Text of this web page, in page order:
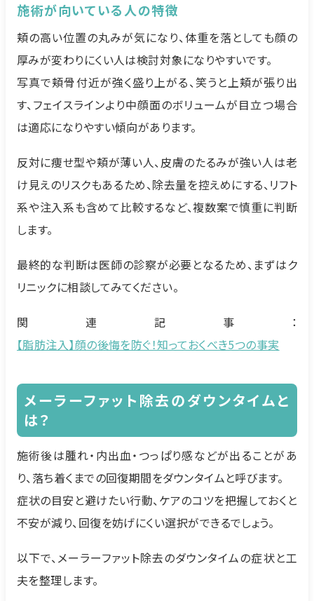
施術が向いている人の特徴
頬の高い位置の丸みが気になり、体重を落としても顔の
厚みが変わりにくい人は検討対象になりやすいです。
写真で頬骨付近が強く盛り上がる、笑うと上頬が張り出
す、フェイスラインより中顔面のボリュームが目立つ場合
は適応になりやすい傾向があります。
反対に痩せ型や頬が薄い人、皮膚のたるみが強い人は老
け見えのリスクもあるため、除去量を控えめにする、リフト
系や注入系も含めて比較するなど、複数案で慎重に判断
します。
最終的な判断は医師の診察が必要となるため、まずはク
リニックに相談してみてください。
関連記事：
【脂肪注入】顔の後悔を防ぐ！知っておくべき5つの事実
メーラーファット除去のダウンタイムと
は？
施術後は腫れ・内出血・つっぱり感などが出ることがあ
り、落ち着くまでの回復期間をダウンタイムと呼びます。
症状の目安と避けたい行動、ケアのコツを把握しておくと
不安が減り、回復を妨げにくい選択ができるでしょう。
以下で、メーラーファット除去のダウンタイムの症状と工
夫を整理します。